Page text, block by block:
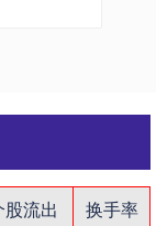
股流出
换手率